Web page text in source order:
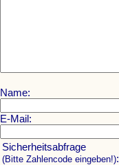
Name:
E-Mail:
Sicherheitsabfrage
(Bitte Zahlencode eingeben!):